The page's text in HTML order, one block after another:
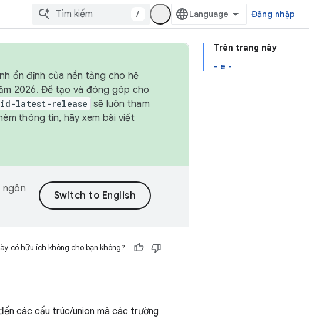
/ Đăng nhập
Trên trang này
- e -
ổn định của nền tảng cho hệ
2026. Để tạo và đóng góp cho
latest-release sẽ luôn tham
thông tin, hãy xem bài viết
ngôn
có hữu ích không cho bạn không?
các cấu trúc/union mà các trường